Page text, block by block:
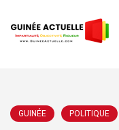
GUINÉE POLITIQUE